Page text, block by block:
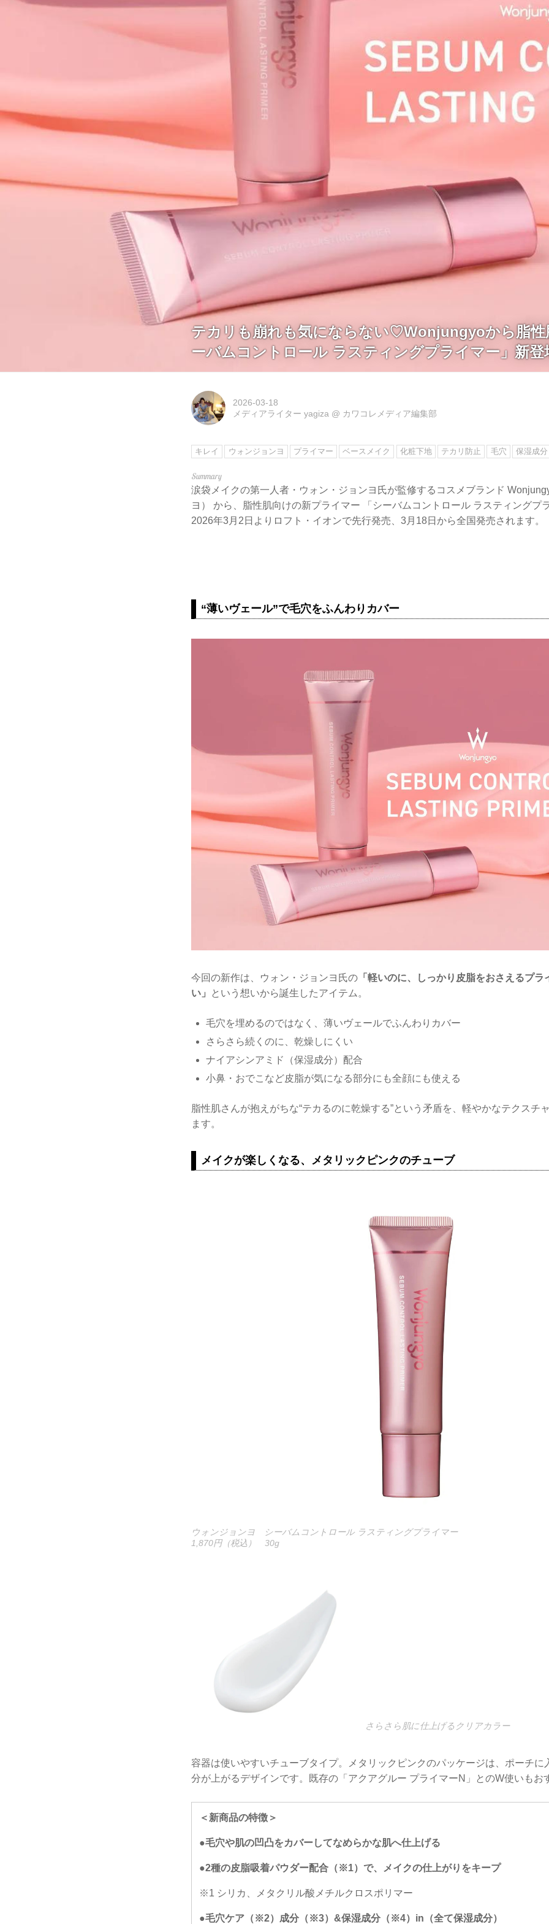
テカリも崩れも気にならない♡Wonjungyoから脂性
ーバムコントロール ラスティングプライマー」新登
2026-03-18
メディアライター yagiza @ カワコレメディア編集部
キレイ ウォンジョンヨ プライマー ベースメイク 化粧下地 テカリ防止 毛穴 保湿成分
涙袋メイクの第一人者・ウォン・ジョンヨ氏が監修するコスメブランド
ヨ） から、脂性肌向けの新プライマー 「シーバムコントロール ラスティングプ
2026年3月2日よりロフト・イオンで先行発売、3月18日から全国発売されます。
“薄いヴェール”で毛穴をふんわりカバー
今回の新作は、ウォン・ジョンヨ氏の 「軽いのに、しっかり皮脂をおさえるプラ
い」
という想いから誕生したアイテム。
毛穴を埋めるのではなく、薄いヴェールでふんわりカバー
さらさら続くのに、乾燥しにくい
ナイアシンアミド（保湿成分）配合
小鼻・おでこなど皮脂が気になる部分にも全顔にも使える
脂性肌さんが抱えがちな“テカるのに乾燥する”という矛盾を、軽やかなテクスチ
ます。
メイクが楽しくなる、メタリックピンクのチューブ
ウォンジョンヨ シーバムコントロール ラスティングプライマー
1,870円（税込） 30g
さらさら肌に仕上げるクリアカラー
容器は使いやすいチューブタイプ。メタリックピンクのパッケージは、ポーチに
分が上がるデザインです。既存の「アクアグルー プライマーN」とのW使いもお
＜新商品の特徴＞
●毛穴や肌の凹凸をカバーしてなめらかな肌へ仕上げる
●2種の皮脂吸着パウダー配合（※1）で、メイクの仕上がりをキープ
※1 シリカ、メタクリル酸メチルクロスポリマー
●毛穴ケア（※2）成分（※3）&保湿成分（※4）in（全て保湿成分）